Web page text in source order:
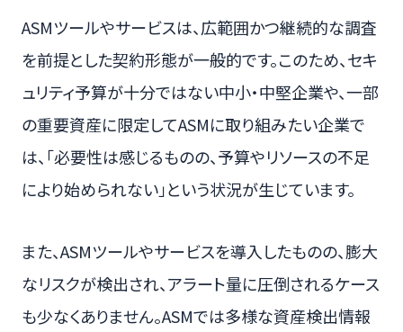
ASMツールやサービスは、広範囲かつ継続的な調査
を前提とした契約形態が一般的です。このため、セキ
ュリティ予算が十分ではない中小・中堅企業や、一部
の重要資産に限定してASMに取り組みたい企業で
は、「必要性は感じるものの、予算やリソースの不足
により始められない」という状況が生じています。
また、ASMツールやサービスを導入したものの、膨大
なリスクが検出され、アラート量に圧倒されるケース
も少なくありません。ASMでは多様な資産検出情報